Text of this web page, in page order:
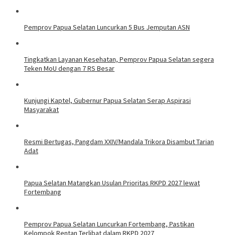
Pemprov Papua Selatan Luncurkan 5 Bus Jemputan ASN
Tingkatkan Layanan Kesehatan, Pemprov Papua Selatan segera
Teken MoU dengan 7 RS Besar
Kunjungi Kaptel, Gubernur Papua Selatan Serap Aspirasi
Masyarakat
Resmi Bertugas, Pangdam XXIV/Mandala Trikora Disambut Tarian
Adat
Papua Selatan Matangkan Usulan Prioritas RKPD 2027 lewat
Fortembang
Pemprov Papua Selatan Luncurkan Fortembang, Pastikan
Kelompok Rentan Terlibat dalam RKPD 2027